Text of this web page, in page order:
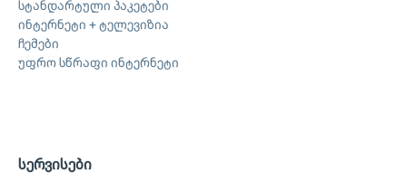
სტანდარტული პაკეტები
ინტერნეტი + ტელევიზია
ჩემები
უფრო სწრაფი ინტერნეტი
სერვისები